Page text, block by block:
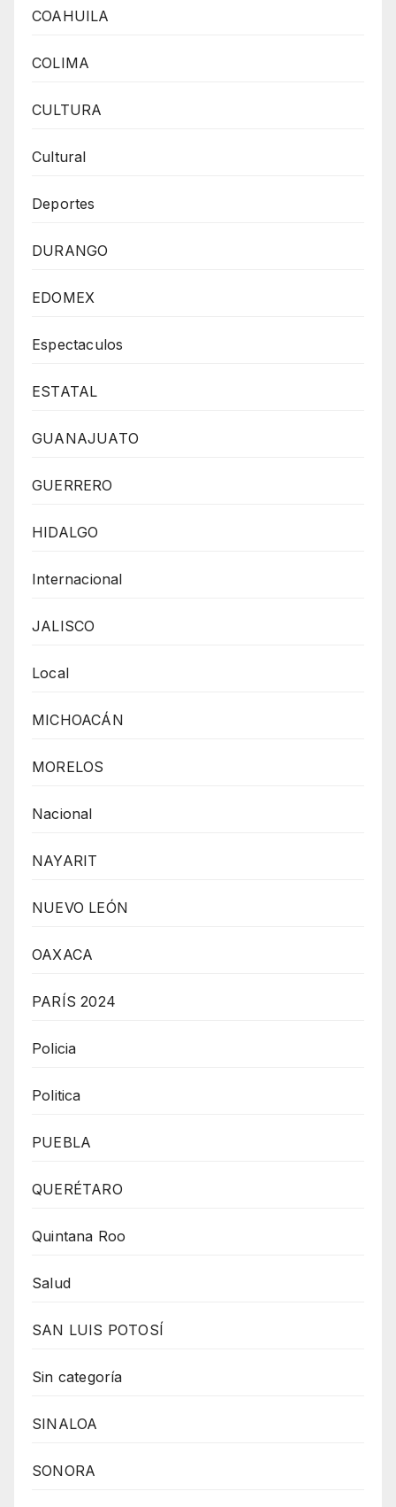
COAHUILA
COLIMA
CULTURA
Cultural
Deportes
DURANGO
EDOMEX
Espectaculos
ESTATAL
GUANAJUATO
GUERRERO
HIDALGO
Internacional
JALISCO
Local
MICHOACÁN
MORELOS
Nacional
NAYARIT
NUEVO LEÓN
OAXACA
PARÍS 2024
Policia
Politica
PUEBLA
QUERÉTARO
Quintana Roo
Salud
SAN LUIS POTOSÍ
Sin categoría
SINALOA
SONORA